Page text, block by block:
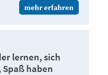
mehr erfahren
lernen, sich
Spaß haben